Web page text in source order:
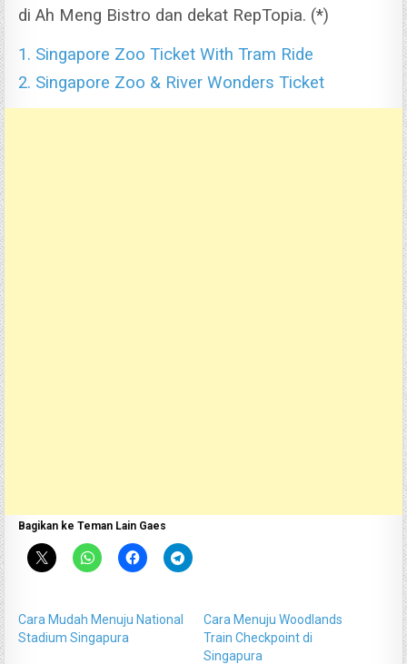
di Ah Meng Bistro dan dekat RepTopia. (*)
1. Singapore Zoo Ticket With Tram Ride
2. Singapore Zoo & River Wonders Ticket
Bagikan ke Teman Lain Gaes
Cara Mudah Menuju National
Stadium Singapura
Cara Menuju Woodlands
Train Checkpoint di
Singapura